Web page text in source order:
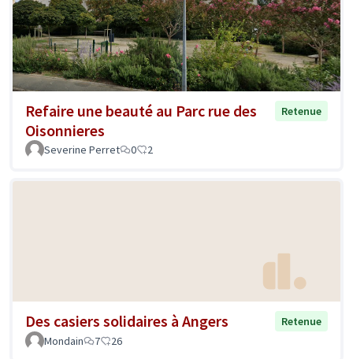
Refaire une beauté au Parc rue des
Oisonnieres
Retenue
Severine Perret 0 2
Des casiers solidaires à Angers
Retenue
Mondain
7 26